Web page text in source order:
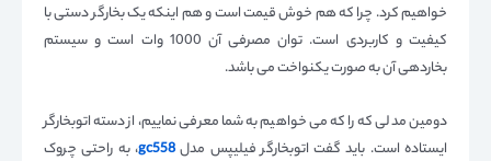
خواهیم کرد. چرا که هم خوش قیمت است و هم اینکه یک بخارگر دستی با
کیفیت و کاربردی است. توان مصرفی آن 1000 وات است و سیستم
بخاردهی آن به صورت یکنواخت می باشد.
دومین مدلی که را که می خواهیم به شما معرفی نماییم، از دسته اتوبخارگر
ایستاده است. باید گفت اتوبخارگر فیلیپس مدلgc558، به راحتی چروک